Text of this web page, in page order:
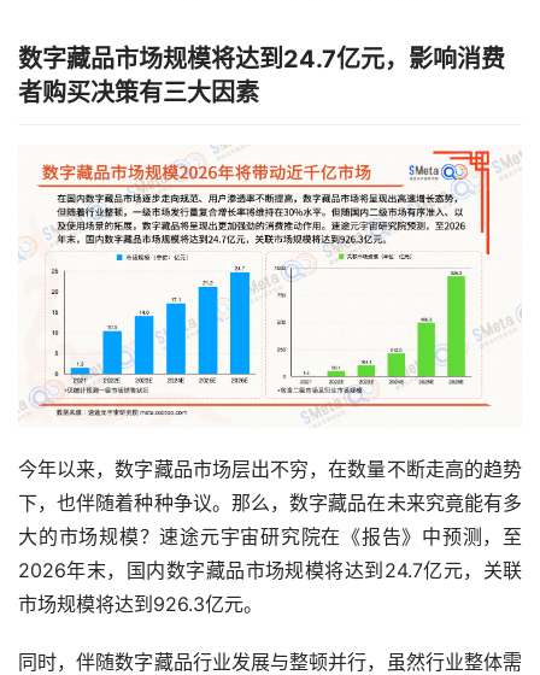
数字藏品市场规模将达到24.7亿元，影响消费
者购买决策有三大因素
今年以来，数字藏品市场层出不穷，在数量不断走高的趋势
下，也伴随着种种争议。那么，数字藏品在未来究竟能有多
大的市场规模？速途元宇宙研究院在《报告》中预测，至
2026年末，国内数字藏品市场规模将达到24.7亿元，关联
市场规模将达到926.3亿元。
同时，伴随数字藏品行业发展与整顿并行，虽然行业整体需